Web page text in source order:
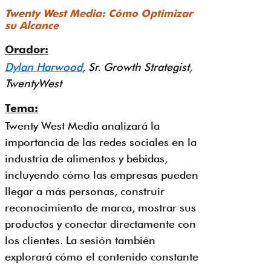
Twenty West Media: Cómo Optimizar
su Alcance
Orador:
Dylan Harwood, Sr. Growth Strategist,
TwentyWest
Tema:
Twenty West Media analizará la
importancia de las redes sociales en la
industria de alimentos y bebidas,
incluyendo cómo las empresas pueden
llegar a más personas, construir
reconocimiento de marca, mostrar sus
productos y conectar directamente con
los clientes. La sesión también
explorará cómo el contenido constante